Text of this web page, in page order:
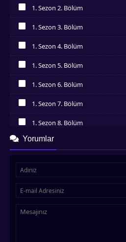
1. Sezon 2. Bölüm
1. Sezon 3. Bölüm
1. Sezon 4. Bölüm
1. Sezon 5. Bölüm
1. Sezon 6. Bölüm
1. Sezon 7. Bölüm
İzledim
1. Sezon 8. Bölüm
1. Sezon 9. Bölüm
İzledim
İzledim
İzledim
1. Sezon 13. Bölüm
Yorumlar